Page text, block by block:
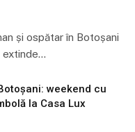
și ospătar în Botoșani
extinde…
weekend cu
la Casa Lux